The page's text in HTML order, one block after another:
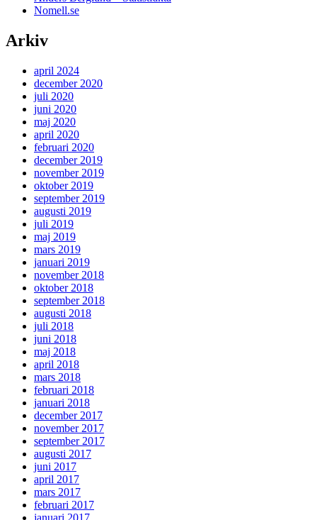
Nomell.se
Arkiv
april 2024
december 2020
juli 2020
juni 2020
maj 2020
april 2020
februari 2020
december 2019
november 2019
oktober 2019
september 2019
augusti 2019
juli 2019
maj 2019
mars 2019
januari 2019
november 2018
oktober 2018
september 2018
augusti 2018
juli 2018
juni 2018
maj 2018
april 2018
mars 2018
februari 2018
januari 2018
december 2017
november 2017
september 2017
augusti 2017
juni 2017
april 2017
mars 2017
februari 2017